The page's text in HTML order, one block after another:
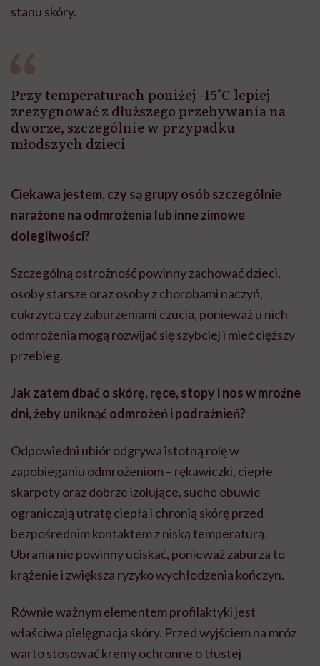
stanu skóry.
Przy temperaturach poniżej -15°C lepiej
zrezygnować z dłuższego przebywania na
dworze, szczególnie w przypadku
młodszych dzieci
Ciekawa jestem, czy są grupy osób szczególnie
narażone na odmrożenia lub inne zimowe
dolegliwości?
Szczególną ostrożność powinny zachować dzieci,
osoby starsze oraz osoby z chorobami naczyń,
cukrzycą czy zaburzeniami czucia, ponieważ u nich
odmrożenia mogą rozwijać się szybciej i mieć cięższy
przebieg.
Jak zatem dbać o skórę, ręce, stopy i nos w mroźne
dni, żeby uniknąć odmrożeń i podrażnień?
Odpowiedni ubiór odgrywa istotną rolę w
zapobieganiu odmrożeniom – rękawiczki, ciepłe
skarpety oraz dobrze izolujące, suche obuwie
ograniczają utratę ciepła i chronią skórę przed
bezpośrednim kontaktem z niską temperaturą.
Ubrania nie powinny uciskać, ponieważ zaburza to
krążenie i zwiększa ryzyko wychłodzenia kończyn.
Równie ważnym elementem profilaktyki jest
właściwa pielęgnacja skóry. Przed wyjściem na mróz
warto stosować kremy ochronne o tłustej